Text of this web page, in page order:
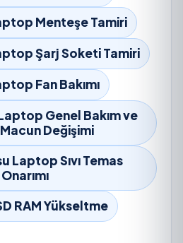
Menteşe Tamiri
Şarj Soketi Tamiri
Fan Bakımı
Genel Bakım ve
Değişimi
Laptop Sıvı Temas
Onarımı
RAM Yükseltme